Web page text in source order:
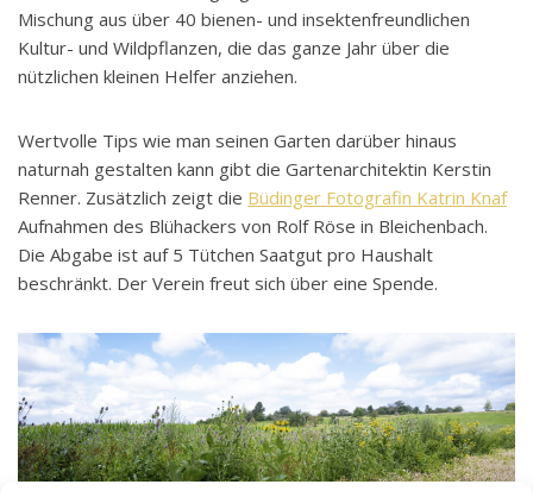
Mischung aus über 40 bienen- und insektenfreundlichen
Kultur- und Wildpflanzen, die das ganze Jahr über die
nützlichen kleinen Helfer anziehen.
Wertvolle Tips wie man seinen Garten darüber hinaus
naturnah gestalten kann gibt die Gartenarchitektin Kerstin
Renner. Zusätzlich zeigt die Büdinger Fotografin Katrin Knaf
Aufnahmen des Blühackers von Rolf Röse in Bleichenbach.
Die Abgabe ist auf 5 Tütchen Saatgut pro Haushalt
beschränkt. Der Verein freut sich über eine Spende.